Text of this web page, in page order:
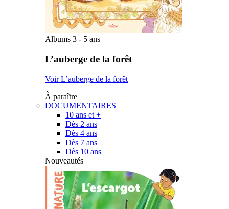
Albums 3 - 5 ans
L’auberge de la forêt
Voir L’auberge de la forêt
À paraître
DOCUMENTAIRES
10 ans et +
Dès 2 ans
Dès 4 ans
Dès 7 ans
Dès 10 ans
Nouveautés